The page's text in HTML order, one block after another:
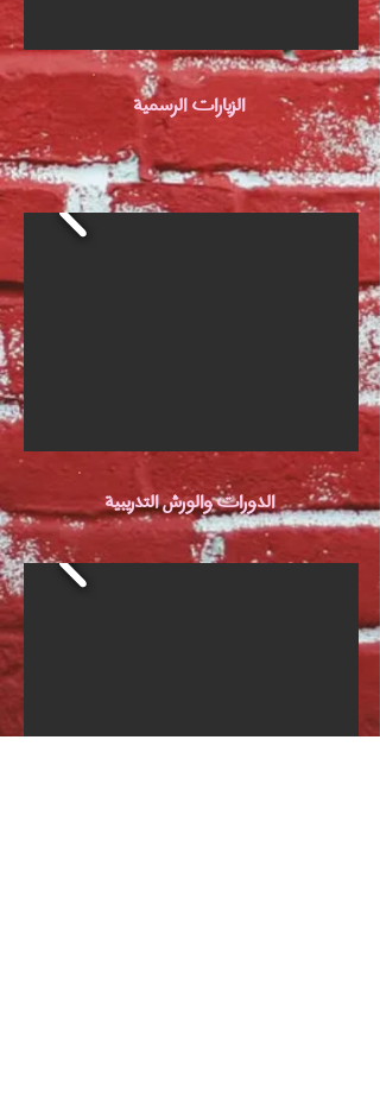
الدورات والورش التدريبية
الزيارات الرسمية